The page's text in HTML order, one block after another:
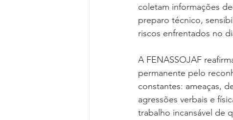
coletam informações
preparo técnico,
riscos enfrentados no
A FENASSOJAF
permanente pelo
constantes: ameaças,
agressões verbais e
trabalho incansável de